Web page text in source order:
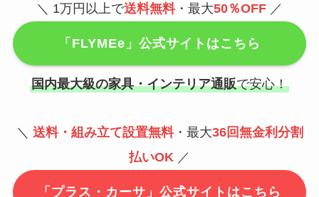
＼ 1万円以上で送料無料・最大50％OFF ／
「FLYMEe」公式サイトはこちら
国内最大級の家具・インテリア通販で安心！
＼ 送料・組み立て設置無料・最大36回無金利分割
払いOK ／
「プラス・カーサ」公式サイトはこちら